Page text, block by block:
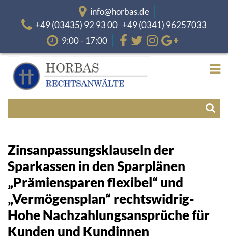
info@horbas.de
+49 (03435) 92 93 00 +49 (0341) 96257033
9:00 - 17:00
Zinsanpassungsklauseln der
Sparkassen in den Sparplänen
„Prämiensparen flexibel“ und
„Vermögensplan“ rechtswidrig-
Hohe Nachzahlungsansprüche für
Kunden und Kundinnen